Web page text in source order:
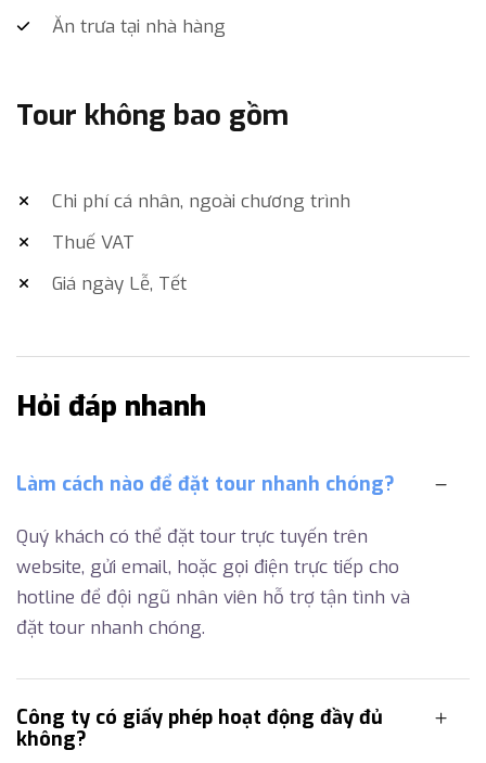
Ăn trưa tại nhà hàng
Tour không bao gồm
Chi phí cá nhân, ngoài chương trình
Thuế VAT
Giá ngày Lễ, Tết
Hỏi đáp nhanh
Làm cách nào để đặt tour nhanh chóng?
Quý khách có thể đặt tour trực tuyến trên
website, gửi email, hoặc gọi điện trực tiếp cho
hotline để đội ngũ nhân viên hỗ trợ tận tình và
đặt tour nhanh chóng.
Công ty có giấy phép hoạt động đầy đủ
không?